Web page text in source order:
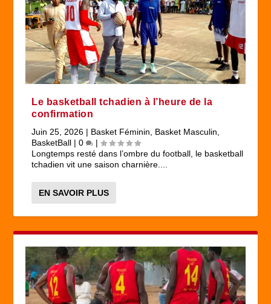
Le basketball tchadien à l’heure de la
confirmation
Juin 25, 2026 | Basket Féminin Basket Masculin
BasketBall |0
|
Longtemps resté dans l’ombre du football, le basketball
tchadien vit une saison charnière....
EN SAVOIR PLUS